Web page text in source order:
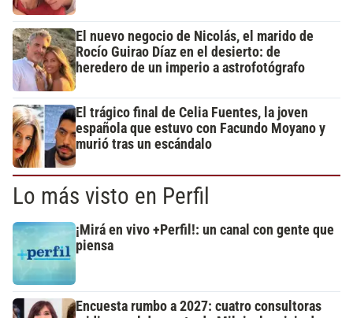
El nuevo negocio de Nicolás, el marido de
Rocío Guirao Díaz en el desierto: de
heredero de un imperio a astrofotógrafo
El trágico final de Celia Fuentes, la joven
española que estuvo con Facundo Moyano y
murió tras un escándalo
Lo más visto en Perfil
¡Mirá en vivo +Perfil!: un canal con gente que
piensa
Encuesta rumbo a 2027: cuatro consultoras